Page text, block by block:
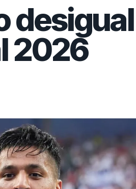
desigual
2026